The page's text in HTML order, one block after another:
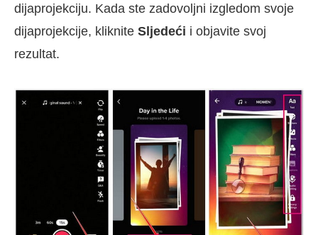
dijaprojekciju. Kada ste zadovoljni izgledom svoje
dijaprojekcije, kliknite Sljedeći i objavite svoj
rezultat.